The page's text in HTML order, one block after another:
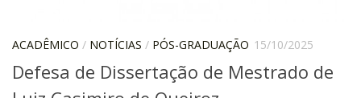
Sobre
Catálogo on-line
ACADÊMICO / NOTÍCIAS / PÓS-GRADUAÇÃO 15/10/2025
Defesa de Dissertação de Mestrado de